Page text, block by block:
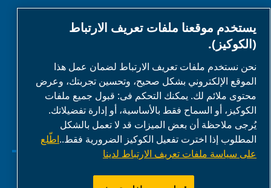
الشركاء
منطقة شريك العمل
E-Connect 2,0
بوابة الأعمال
معرض وسائط
ABAC
إدارة ملفات تعريف الارتباط
يستخدم موقعنا ملفات تعريف الارتباط
(الكوكيز).
نحن نستخدم ملفات تعريف الارتباط لضمان عمل هذا
الموقع الإلكتروني بشكل صحيح، وتحسين تجربتك، وعرض
محتوى ملائم لك. يمكنك التحكم فى: قبول جميع ملفات
الكوكيز، أو السماح فقط بالأساسية، أو إدارة تفضيلاتك.
يُرجى ملاحظة أن بعض الميزات قد لا تعمل بالشكل
المطلوب إذا اخترت تفعيل الكوكيز الضرورية فقط..اطّلع
على سياسة ملفات تعريف الارتباط لدينا